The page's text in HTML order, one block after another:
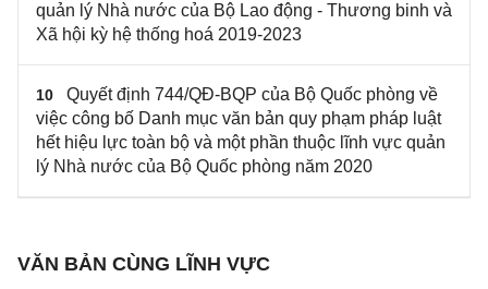
quản lý Nhà nước của Bộ Lao động - Thương binh và
Xã hội kỳ hệ thống hoá 2019-2023
10
Quyết định 744/QĐ-BQP của Bộ Quốc phòng về
việc công bố Danh mục văn bản quy phạm pháp luật
hết hiệu lực toàn bộ và một phần thuộc lĩnh vực quản
lý Nhà nước của Bộ Quốc phòng năm 2020
VĂN BẢN CÙNG LĨNH VỰC